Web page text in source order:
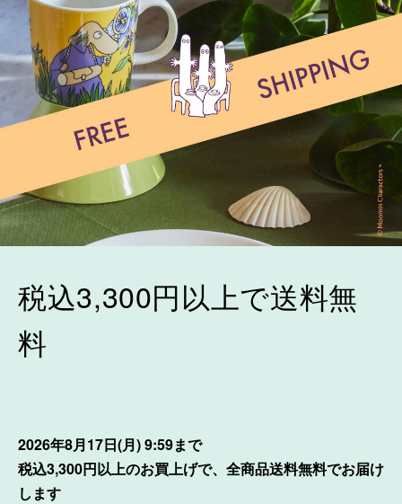
税込3,300円以上で送料無
料
2026年8月17日(月) 9:59まで
税込3,300円以上のお買上げで、全商品送料無料でお届け
します